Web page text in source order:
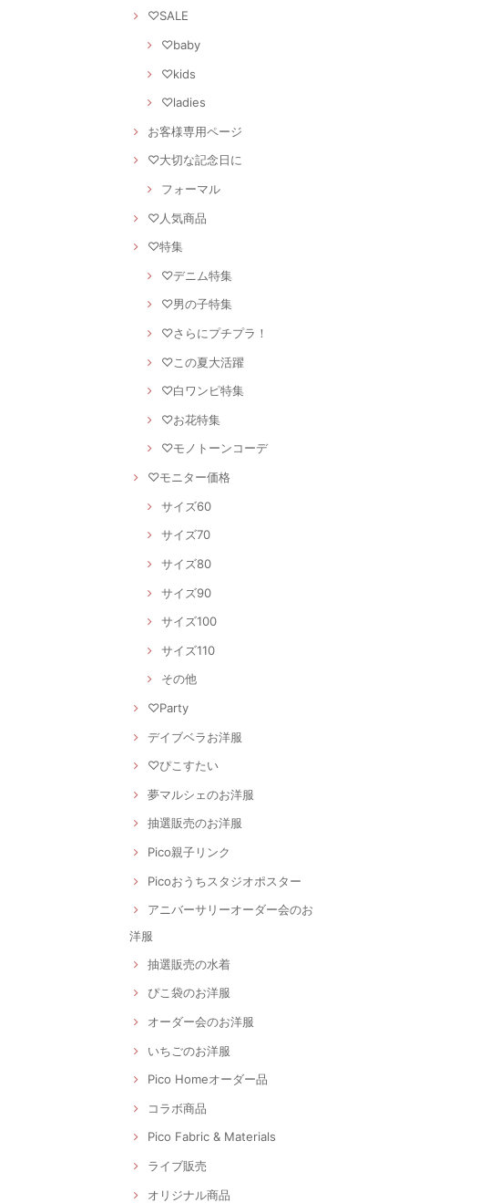
♡SALE
♡baby
♡kids
♡ladies
お客様専用ページ
♡大切な記念日に
フォーマル
♡人気商品
♡特集
♡デニム特集
♡男の子特集
♡さらにプチプラ！
♡この夏大活躍
♡白ワンピ特集
♡お花特集
♡モノトーンコーデ
♡モニター価格
サイズ60
サイズ70
サイズ80
サイズ90
サイズ100
サイズ110
その他
♡Party
デイブベラお洋服
♡ぴこすたい
夢マルシェのお洋服
抽選販売のお洋服
Pico親子リンク
Picoおうちスタジオポスター
アニバーサリーオーダー会のお
洋服
抽選販売の水着
ぴこ袋のお洋服
オーダー会のお洋服
いちごのお洋服
Pico Homeオーダー品
コラボ商品
Pico Fabric & Materials
ライブ販売
オリジナル商品